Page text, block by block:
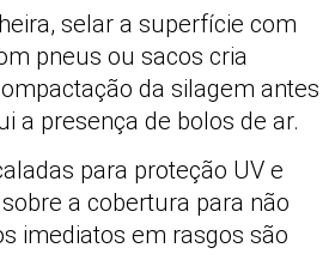
selar a superfície com
pneus ou sacos cria
da silagem antes
a presença de bolos de ar.
para proteção UV e
a cobertura para não
imediatos em rasgos são